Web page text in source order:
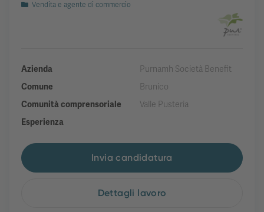
Vendita e agente di commercio
Azienda
Purnamh Società Benefit
Comune
Brunico
Comunità comprensoriale
Valle Pusteria
Esperienza
Invia candidatura
Dettagli lavoro